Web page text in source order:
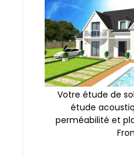
Votre étude de
étude
perméabilité et